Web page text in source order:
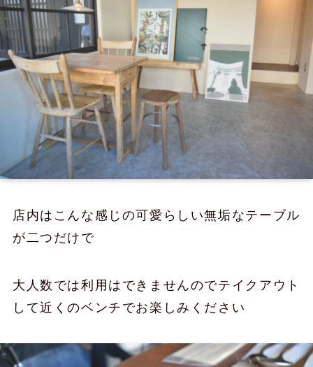
店内はこんな感じの可愛らしい無垢なテーブル
が二つだけで
大人数では利用はできませんのでテイクアウト
して近くのベンチでお楽しみください